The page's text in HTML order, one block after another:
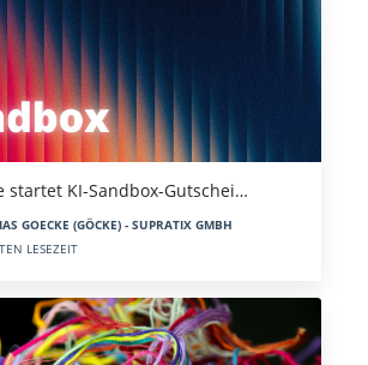
startet KI-Sandbox-Gutschei…
GOECKE (GÖCKE) - SUPRATIX GMBH
LESEZEIT